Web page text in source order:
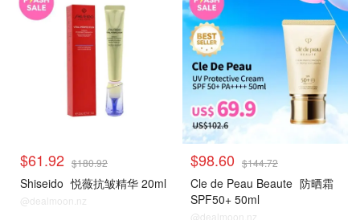
$61.92 $180.92
Shiseido 悦薇抗皱精华 20ml
@dealmoon.nz
$98.60 $144.72
Cle de Peau Beaute 防晒霜
SPF50+ 50ml
@dealmoon.nz